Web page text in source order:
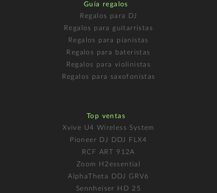
Guía regalos
Regalos para DJ
Regalos para guitarristas
Regalos para pianistas
Regalos para bateristas
Regalos para violinistas
Regalos para saxofonistas
Top ventas
Xvive U4 Wireless System
Pioneer DJ DDJ FLX4
RCF ART 912A
Zoom H2essential
AlphaTheta DDJ GRV6
Sennheiser HD 25